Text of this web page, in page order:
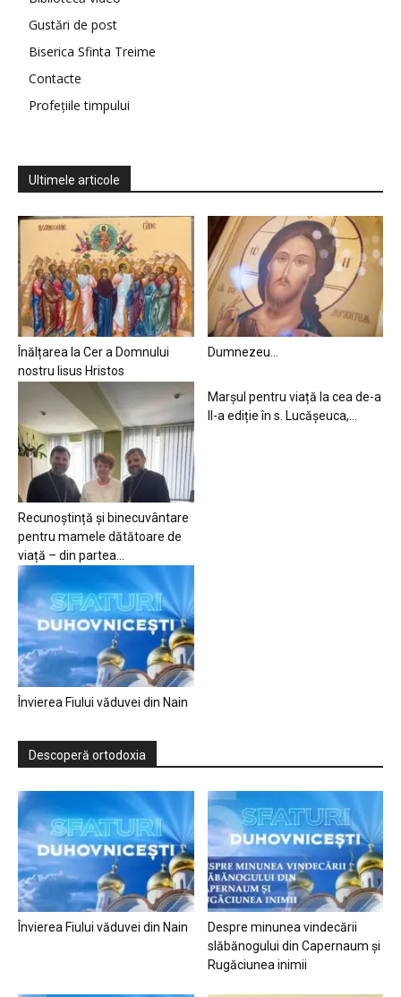
Gustări de post
Biserica Sfinta Treime
Contacte
Profețiile timpului
Ultimele articole
Înălțarea la Cer a Domnului
nostru Iisus Hristos
Dumnezeu…
Recunoștință și binecuvântare
pentru mamele dătătoare de
viață – din partea...
Marșul pentru viață la cea de-a
II-a ediție în s. Lucășeuca,...
Învierea Fiului văduvei din Nain
Descoperă ortodoxia
Învierea Fiului văduvei din Nain
Despre minunea vindecării
slăbănogului din Capernaum și
Rugăciunea inimii